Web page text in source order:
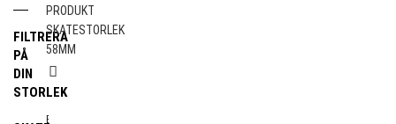
FILTRERA
PÅ
DIN
STORLEK
PRODUKT
SKATESTORLEK
58MM
E